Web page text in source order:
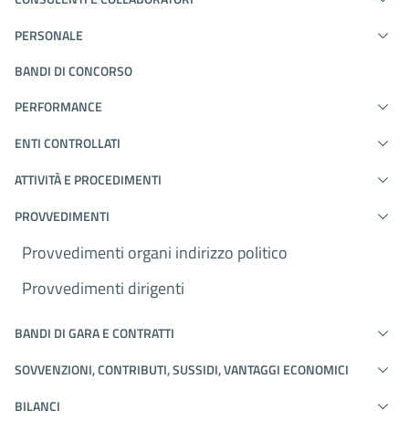
PERSONALE
BANDI DI CONCORSO
PERFORMANCE
ENTI CONTROLLATI
ATTIVITÀ E PROCEDIMENTI
PROVVEDIMENTI
Provvedimenti organi indirizzo politico
Provvedimenti dirigenti
BANDI DI GARA E CONTRATTI
SOVVENZIONI, CONTRIBUTI, SUSSIDI, VANTAGGI ECONOMICI
BILANCI